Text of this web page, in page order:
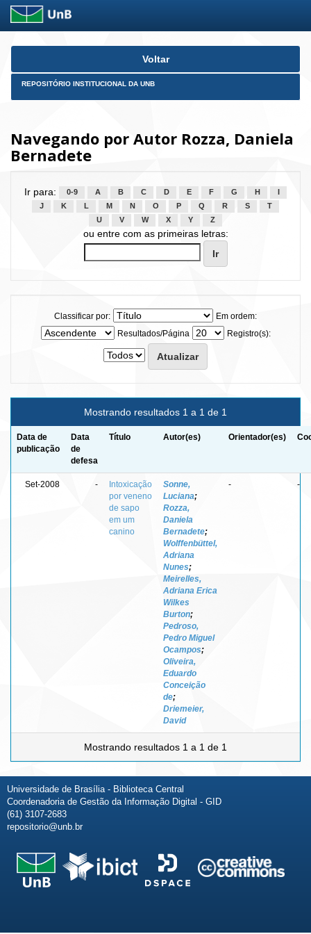
Skip
Voltar
REPOSITÓRIO INSTITUCIONAL DA UNB
Navegando por Autor Rozza, Daniela
Bernadete
Ir para: 0-9 A B C D E F G H
J
K L M N O P Q R S
T
U
V W X Y Z
ou entre com as primeiras letras:
Classificar por:
Em ordem:
Resultados/Página
Registro(s):
Mostrando resultados 1 a 1 de 1
Data de
publicação
Data
de
defesa
Título Autor(es) Orientador(es)
Set-2008 -
Intoxicação
por veneno
de sapo
em um
canino
Sonne,
Luciana;
Rozza,
Daniela
Bernadete;
Wolffenbüttel,
Adriana
Nunes;
Meirelles,
Adriana Erica
Wilkes
Burton;
Pedroso,
Pedro Miguel
Ocampos;
Oliveira,
Eduardo
Conceição
de;
Driemeier,
David
- -
Mostrando resultados 1 a 1 de 1
Universidade de Brasília - Biblioteca Central
Coordenadoria de Gestão da Informação Digital - GID
(61) 3107-2683
repositorio@unb.br